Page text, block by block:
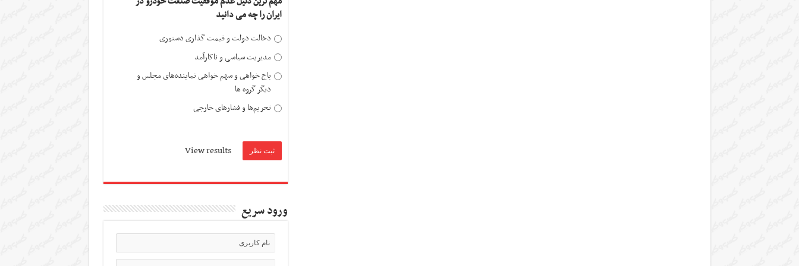
ایران را چه می دانید
دخالت دولت و قیمت گذاری دستوری
مدیریت سیاسی و ناکارآمد
باج خواهی و سهم خواهی نماینده‌های مجلس و
دیگر گروه ها
تحریم‌ها و فشارهای خارجی
View results
ورود سریع